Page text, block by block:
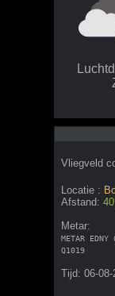
Vliegveld
Locatie :
Afstand: 40
Metar:
METAR
Q1019
Tijd: 06-